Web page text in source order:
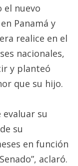
el nuevo
Panamá y
realice en el
nacionales,
y planteó
que su hijo.
su
su
en función
aclaró.